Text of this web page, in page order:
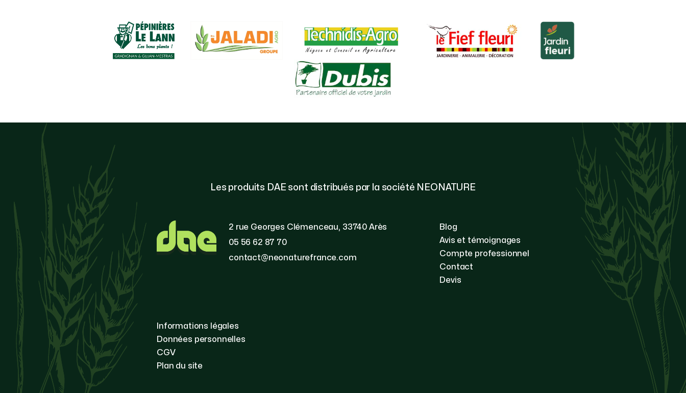
Les produits DAE sont distribués par la société NEONATURE
2 rue Georges Clémenceau, 33740 Arès
05 56 62 87 70
contact@neonaturefrance.com
Blog
Avis et témoignages
Compte professionnel
Contact
Devis
Informations légales
Données personnelles
CGV
Plan du site